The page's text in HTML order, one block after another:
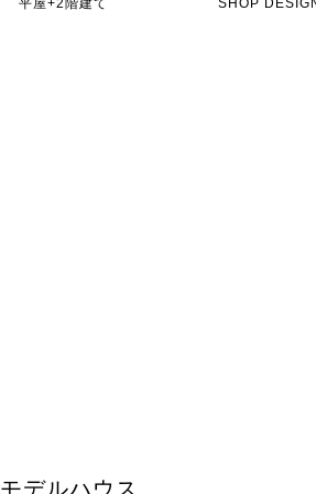
平屋+2階建て SHOP
モデルハウス